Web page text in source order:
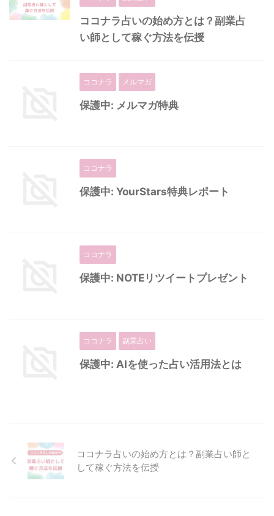
ココナラ占いの始め方とは？副業占
い師として稼ぐ方法を伝授
ココナラ メルマガ
保護中: メルマガ特典
ココナラ
保護中: YourStars特典レポート
ココナラ
保護中: NOTEリツイートプレゼント
ココナラ 副業占い
保護中: AIを使った占い活用法とは
ココナラ占いの始め方とは？副業占い師と
して稼ぐ方法を伝授